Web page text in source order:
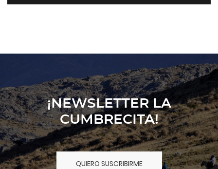
¡NEWSLETTER LA
CUMBRECITA!
QUIERO SUSCRIBIRME